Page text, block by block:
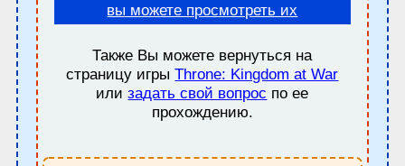
вы можете просмотреть их
Также Вы можете вернуться на
страницу игрыThrone: Kingdom at War
илизадать свой вопрос по ее
прохождению.